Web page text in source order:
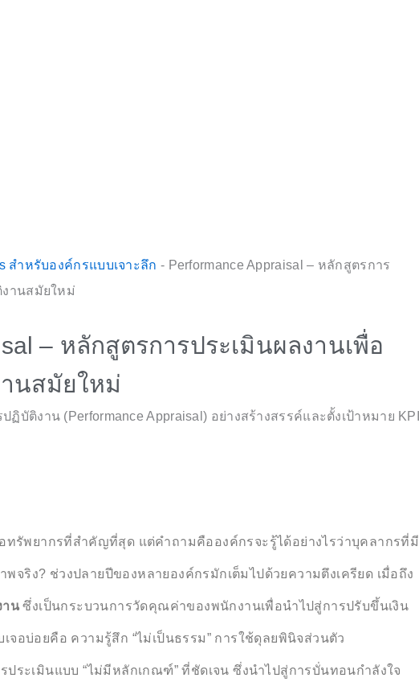
สำหรับองค์กรแบบเจาะลึก - Performance Appraisal – หลักสูตรการ
งานสมัยใหม่
– หลักสูตรการประเมินผลงานเพื่อ
นสมัยใหม่
ทรัพยากรที่สำคัญที่สุด แต่คำถามคือองค์กรจะรู้ได้อย่างไรว่าบุคลากรที่มี
ริง? ช่วงปลายปีของหลายองค์กรมักเต็มไปด้วยความตึงเครียด เมื่อถึง
าน ซึ่งเป็นกระบวนการวัดคุณค่าของพนักงานเพื่อนำไปสู่การปรับขึ้นเงิน
อบ่อยคือ ความรู้สึก “ไม่เป็นธรรม” การใช้ดุลยพินิจส่วนตัว
ประเมินแบบ “ไม่มีหลักเกณฑ์” ที่ชัดเจน ซึ่งนำไปสู่การบั่นทอนกำลังใจ